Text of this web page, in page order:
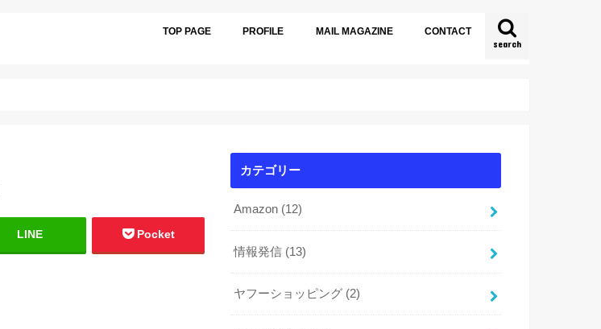
search
TOP PAGE PROFILE MAIL MAGAZINE CONTACT
LINE Pocket
カテゴリー
Amazon (12)
情報発信 (13)
ヤフーショッピング (2)